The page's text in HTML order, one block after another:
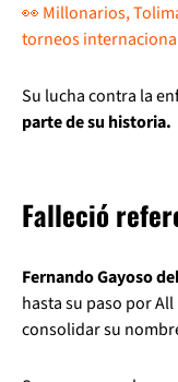
👀 Millonarios,
torneos
Su lucha contra la
parte de su historia.
Falleció
Fernando Gayoso
hasta su paso por
consolidar su